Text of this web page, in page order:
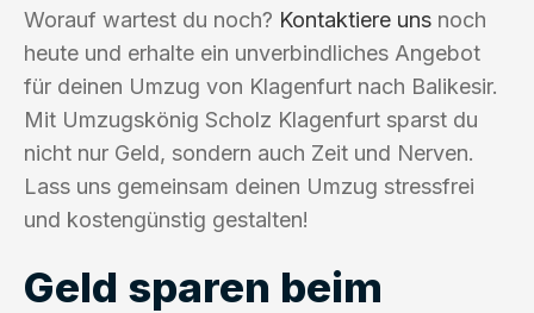
Worauf wartest du noch? Kontaktiere uns noch
heute und erhalte ein unverbindliches Angebot
für deinen Umzug von Klagenfurt nach Balikesir.
Mit Umzugskönig Scholz Klagenfurt sparst du
nicht nur Geld, sondern auch Zeit und Nerven.
Lass uns gemeinsam deinen Umzug stressfrei
und kostengünstig gestalten!
Geld sparen beim